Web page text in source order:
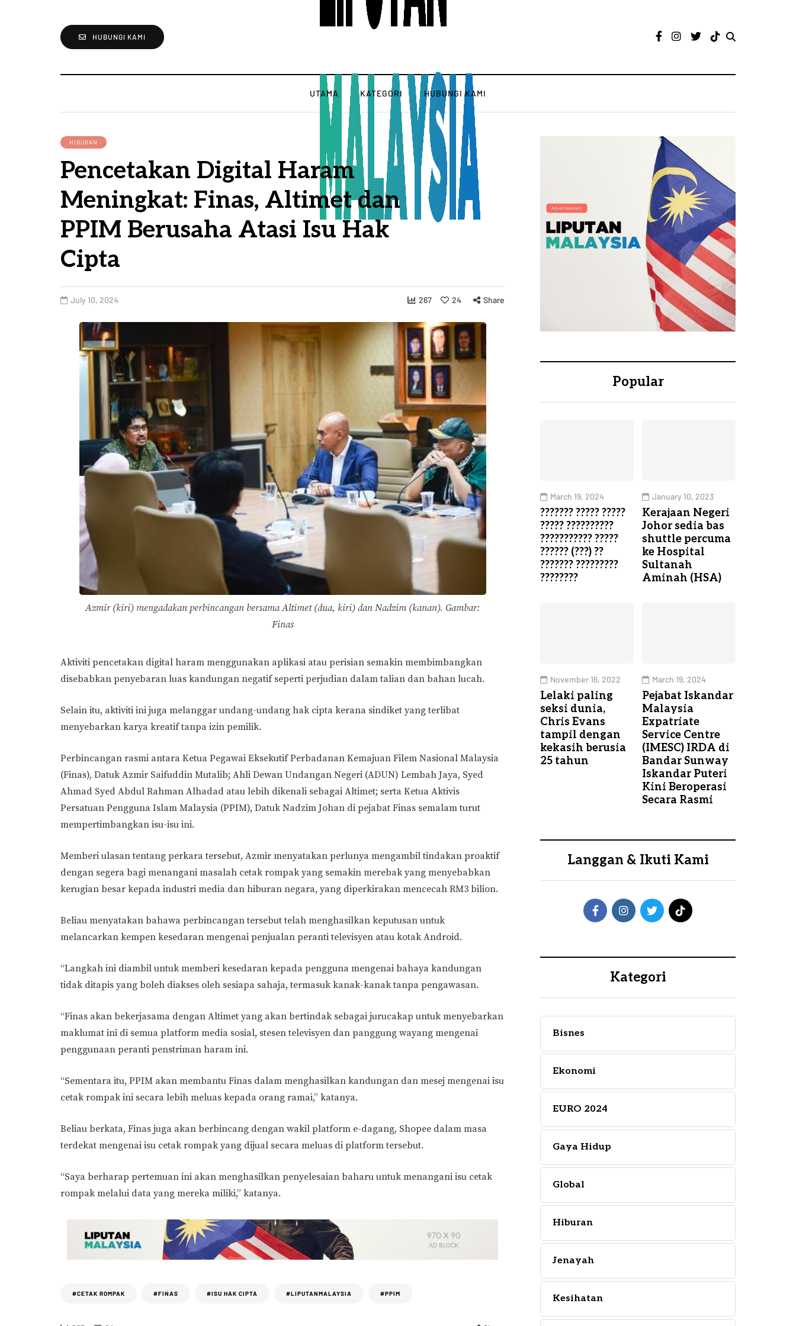
HUBUNGI KAMI
UTAMA KATEGORI HUBUNGI KAMI
HIBURAN
Pencetakan Digital Haram
Meningkat: Finas, Altimet dan
PPIM Berusaha Atasi Isu Hak
Cipta
July 10, 2024 267 24 Share
Azmir (kiri) mengadakan perbincangan bersama Altimet (dua, kiri) dan Nadzim (kanan). Gambar:
Finas
Aktiviti pencetakan digital haram menggunakan aplikasi atau perisian semakin membimbangkan
disebabkan penyebaran luas kandungan negatif seperti perjudian dalam talian dan bahan lucah.
Selain itu, aktiviti ini juga melanggar undang-undang hak cipta kerana sindiket yang terlibat
menyebarkan karya kreatif tanpa izin pemilik.
Perbincangan rasmi antara Ketua Pegawai Eksekutif Perbadanan Kemajuan Filem Nasional Malaysia
(Finas), Datuk Azmir Saifuddin Mutalib; Ahli Dewan Undangan Negeri (ADUN) Lembah Jaya, Syed
Ahmad Syed Abdul Rahman Alhadad atau lebih dikenali sebagai Altimet; serta Ketua Aktivis
Persatuan Pengguna Islam Malaysia (PPIM), Datuk Nadzim Johan di pejabat Finas semalam turut
mempertimbangkan isu-isu ini.
Memberi ulasan tentang perkara tersebut, Azmir menyatakan perlunya mengambil tindakan proaktif
dengan segera bagi menangani masalah cetak rompak yang semakin merebak yang menyebabkan
kerugian besar kepada industri media dan hiburan negara, yang diperkirakan mencecah RM3 bilion.
Beliau menyatakan bahawa perbincangan tersebut telah menghasilkan keputusan untuk
melancarkan kempen kesedaran mengenai penjualan peranti televisyen atau kotak Android.
“Langkah ini diambil untuk memberi kesedaran kepada pengguna mengenai bahaya kandungan
tidak ditapis yang boleh diakses oleh sesiapa sahaja, termasuk kanak-kanak tanpa pengawasan.
“Finas akan bekerjasama dengan Altimet yang akan bertindak sebagai jurucakap untuk menyebarkan
maklumat ini di semua platform media sosial, stesen televisyen dan panggung wayang mengenai
penggunaan peranti penstriman haram ini.
“Sementara itu, PPIM akan membantu Finas dalam menghasilkan kandungan dan mesej mengenai isu
cetak rompak ini secara lebih meluas kepada orang ramai,” katanya.
Beliau berkata, Finas juga akan berbincang dengan wakil platform e-dagang, Shopee dalam masa
terdekat mengenai isu cetak rompak yang dijual secara meluas di platform tersebut.
“Saya berharap pertemuan ini akan menghasilkan penyelesaian baharu untuk menangani isu cetak
rompak melalui data yang mereka miliki,” katanya.
#CETAK ROMPAK #FINAS #ISU HAK CIPTA #LIPUTANMALAYSIA #PPIM
Popular
March 19, 2024
??????? ????? ?????
????? ??????????
??????????? ?????
?????? (???) ??
??????? ?????????
????????
January 10, 2023
Kerajaan Negeri
Johor sedia bas
shuttle percuma
ke Hospital
Sultanah
Aminah (HSA)
November 16, 2022
Lelaki paling
seksi dunia,
Chris Evans
tampil dengan
kekasih berusia
25 tahun
March 19, 2024
Pejabat Iskandar
Malaysia
Expatriate
Service Centre
(IMESC) IRDA di
Bandar Sunway
Iskandar Puteri
Kini Beroperasi
Secara Rasmi
Langgan & Ikuti Kami
Kategori
Bisnes
Ekonomi
EURO 2024
Gaya Hidup
Global
Hiburan
Jenayah
Kesihatan